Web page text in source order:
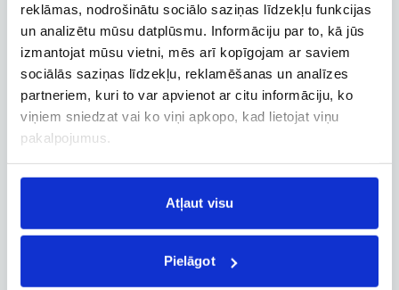
reklāmas, nodrošinātu sociālo saziņas līdzekļu funkcijas
un analizētu mūsu datplūsmu. Informāciju par to, kā jūs
izmantojat mūsu vietni, mēs arī kopīgojam ar saviem
sociālās saziņas līdzekļu, reklamēšanas un analīzes
partneriem, kuri to var apvienot ar citu informāciju, ko
viņiem sniedzat vai ko viņi apkopo, kad lietojat viņu
pakalpojumus.
Atļaut visu
Pielāgot
Užsakymų valdymas
Užsakymo keitimas, atšaukimas ir
kitos svarbios funkcijos
Verslo, tarnybinių ir darbostogų
Skrydžio sekimas